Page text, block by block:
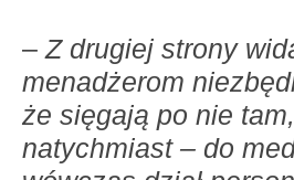
–Z drugiej strony
menadżerom
że sięgają po nie
natychmiast – do